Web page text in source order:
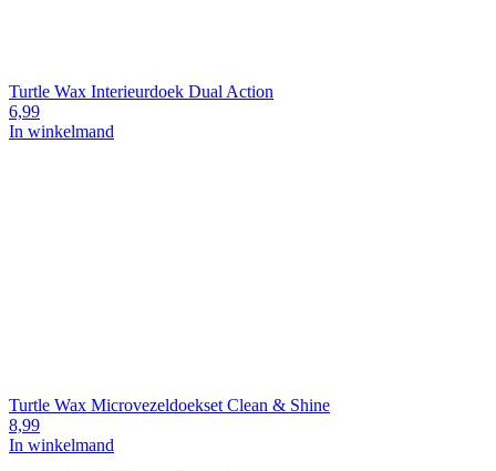
Turtle Wax Interieurdoek Dual Action
6,99
In winkelmand
Turtle Wax Microvezeldoekset Clean & Shine
8,99
In winkelmand